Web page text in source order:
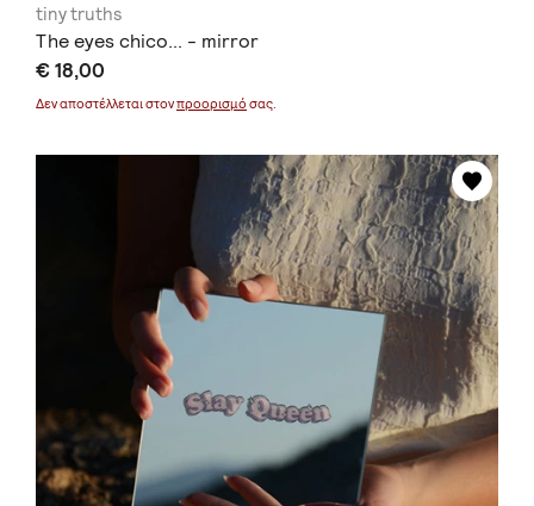
tiny truths
The eyes chico... - mirror
€ 18,00
Δεν αποστέλλεται στονπροορισμό σας.